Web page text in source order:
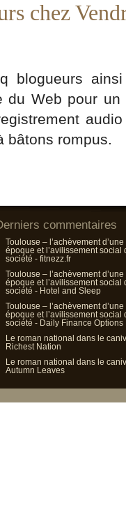
chez
blogueurs
du Web pour
bâtons rompus.
commentaires
Toulouse – l’achèvement d’une
époque et l’avilissement social
société - fitnezz.fr
Toulouse – l’achèvement d’une
époque et l’avilissement social
société - Hotel and Sleep
Toulouse – l’achèvement d’une
époque et l’avilissement social
société - Daily Finance Options
Le roman national dans le
Richest Nation
Le roman national dans le
Autumn Leaves